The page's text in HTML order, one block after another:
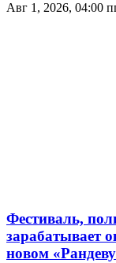
Авг 1, 2026, 04:00
Фестиваль,
зарабатывает
новом